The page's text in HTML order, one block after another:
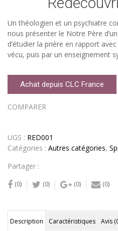
Un théologien et un psychiatre
nous présenter le Notre Père
d’étudier la prière en rapport
vécu, puis par un enseignement
Achat depuis CLC France
COMPARER
UGS : RED001
Catégories : Autres catégories,
Partager :
(0) (0) (0) (0)
Description Caractéristiques Avis